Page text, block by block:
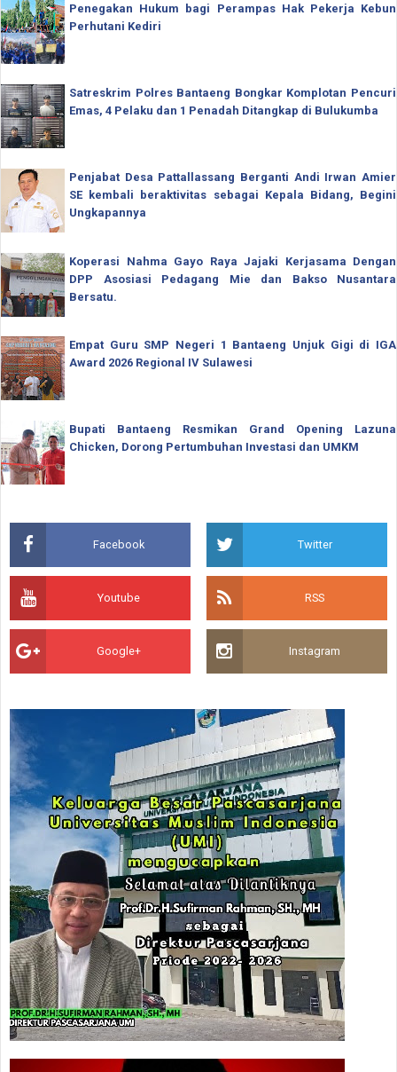
Penegakan Hukum bagi Perampas Hak Pekerja Kebun
Perhutani Kediri
Satreskrim Polres Bantaeng Bongkar Komplotan Pencuri
Emas, 4 Pelaku dan 1 Penadah Ditangkap di Bulukumba
Penjabat Desa Pattallassang Berganti Andi Irwan Amier
SE kembali beraktivitas sebagai Kepala Bidang, Begini
Ungkapannya
Koperasi Nahma Gayo Raya Jajaki Kerjasama Dengan
DPP Asosiasi Pedagang Mie dan Bakso Nusantara
Bersatu.
Empat Guru SMP Negeri 1 Bantaeng Unjuk Gigi di IGA
Award 2026 Regional IV Sulawesi
Bupati Bantaeng Resmikan Grand Opening Lazuna
Chicken, Dorong Pertumbuhan Investasi dan UMKM
Facebook Twitter
Youtube RSS
Google+ Instagram